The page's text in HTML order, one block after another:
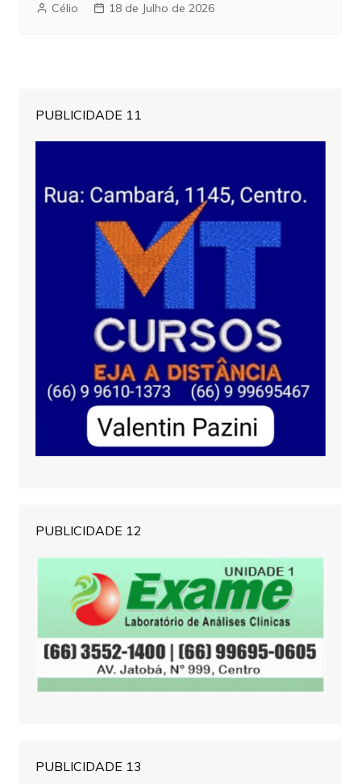
Célio 18 de Julho de 2026
PUBLICIDADE 11
PUBLICIDADE 12
PUBLICIDADE 13